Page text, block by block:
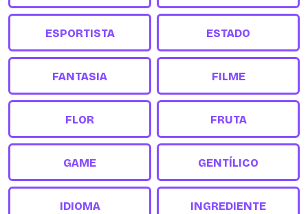
ESPORTISTA ESTADO
FANTASIA FILME
FLOR FRUTA
GAME GENTÍLICO
IDIOMA INGREDIENTE